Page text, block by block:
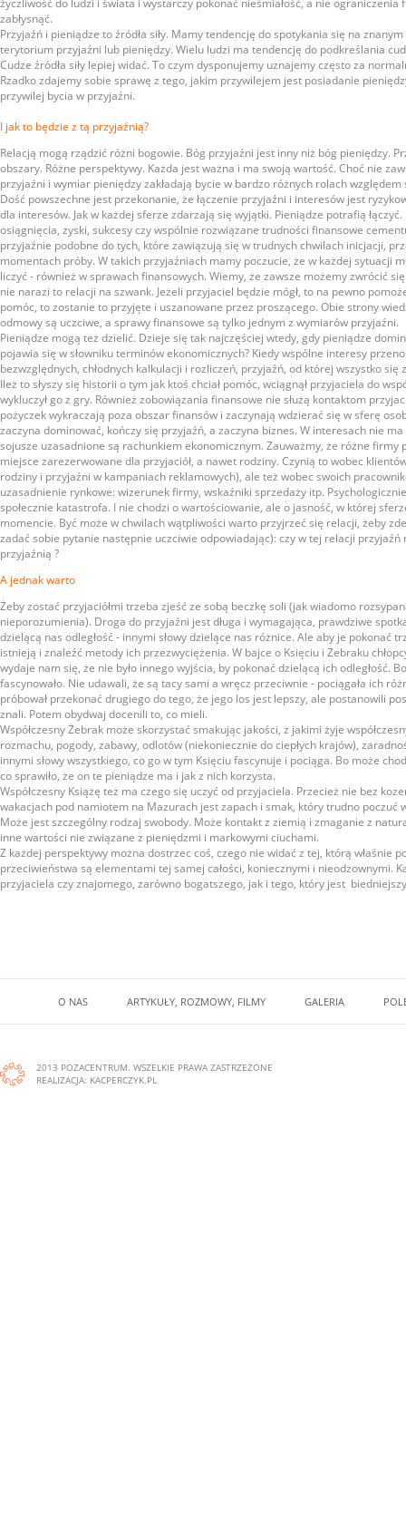
życzliwość do ludzi i świata i wystarczy pokonać nieśmiałość, a nie
zabłysnąć.
Przyjaźń i pieniądze to źródła siły. Mamy tendencję do spotykania się na
terytorium przyjaźni lub pieniędzy. Wielu ludzi ma tendencję do podkreślania
Cudze źródła siły lepiej widać. To czym dysponujemy uznajemy często za
Rzadko zdajemy sobie sprawę z tego, jakim przywilejem jest posiadanie
przywilej bycia w przyjaźni.
I jak to będzie z tą przyjaźnią?
Relacją mogą rządzić różni bogowie. Bóg przyjaźni jest inny niż bóg pieniędzy.
obszary. Różne perspektywy. Każda jest ważna i ma swoją wartość. Choć nie
przyjaźni i wymiar pieniędzy zakładają bycie w bardzo różnych rolach względem
Dość powszechne jest przekonanie, że łączenie przyjaźni i interesów jest
dla interesów. Jak w każdej sferze zdarzają się wyjątki. Pieniądze potrafią łączyć.
osiągnięcia, zyski, sukcesy czy wspólnie rozwiązane trudności finansowe
przyjaźnie podobne do tych, które zawiązują się w trudnych chwilach inicjacji,
momentach próby. W takich przyjaźniach mamy poczucie, że w każdej sytuacji
liczyć - również w sprawach finansowych. Wiemy, że zawsze możemy zwrócić
nie narazi to relacji na szwank. Jeżeli przyjaciel będzie mógł, to na pewno
pomóc, to zostanie to przyjęte i uszanowane przez proszącego. Obie strony
odmowy są uczciwe, a sprawy finansowe są tylko jednym z wymiarów przyjaźni.
Pieniądze mogą też dzielić. Dzieje się tak najczęściej wtedy, gdy pieniądze
pojawia się w słowniku terminów ekonomicznych? Kiedy wspólne interesy
bezwzględnych, chłodnych kalkulacji i rozliczeń, przyjaźń, od której wszystko się
Ileż to słyszy się historii o tym jak ktoś chciał pomóc, wciągnął przyjaciela do
wykluczył go z gry. Również zobowiązania finansowe nie służą kontaktom
pożyczek wykraczają poza obszar finansów i zaczynają wdzierać się w sferę
zaczyna dominować, kończy się przyjaźń, a zaczyna biznes. W interesach nie
sojusze uzasadnione są rachunkiem ekonomicznym. Zauważmy, że różne firmy
miejsce zarezerwowane dla przyjaciół, a nawet rodziny. Czynią to wobec
rodziny i przyjaźni w kampaniach reklamowych), ale też wobec swoich
uzasadnienie rynkowe: wizerunek firmy, wskaźniki sprzedaży itp.
społecznie katastrofa. I nie chodzi o wartościowanie, ale o jasność, w której
momencie. Być może w chwilach wątpliwości warto przyjrzeć się relacji, żeby
zadać sobie pytanie następnie uczciwie odpowiadając): czy w tej relacji
przyjaźnią ?
A jednak warto
Żeby zostać przyjaciółmi trzeba zjeść ze sobą beczkę soli (jak wiadomo
nieporozumienia). Droga do przyjaźni jest długa i wymagająca, prawdziwe
dzielącą nas odległość - innymi słowy dzielące nas różnice. Ale aby je pokonać
istnieją i znaleźć metody ich przezwyciężenia. W bajce o Księciu i Żebraku
wydaje nam się, że nie było innego wyjścia, by pokonać dzielącą ich odległość.
fascynowało. Nie udawali, że są tacy sami a wręcz przeciwnie - pociągała ich
próbował przekonać drugiego do tego, że jego los jest lepszy, ale postanowili
znali. Potem obydwaj docenili to, co mieli.
Współczesny Żebrak może skorzystać smakując jakości, z jakimi żyje
rozmachu, pogody, zabawy, odlotów (niekoniecznie do ciepłych krajów),
innymi słowy wszystkiego, co go w tym Księciu fascynuje i pociąga. Bo może
co sprawiło, że on te pieniądze ma i jak z nich korzysta.
Współczesny Książę też ma czego się uczyć od przyjaciela. Przecież nie bez
wakacjach pod namiotem na Mazurach jest zapach i smak, który trudno poczuć
Może jest szczególny rodzaj swobody. Może kontakt z ziemią i zmaganie z
inne wartości nie związane z pieniędzmi i markowymi ciuchami.
Z każdej perspektywy można dostrzec coś, czego nie widać z tej, którą właśnie
przeciwieństwa są elementami tej samej całości, koniecznymi i nieodzownymi.
przyjaciela czy znajomego, zarówno bogatszego, jak i tego, który jest
O NAS ARTYKUŁY, ROZMOWY, FILMY GALERIA
2013 POZACENTRUM. WSZELKIE PRAWA ZASTRZEŻONE
REALIZACJA: KACPERCZYK.PL